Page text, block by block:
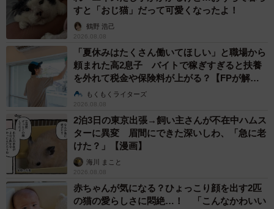
すと「おじ猫」だって可愛くなったよ！
鶴野 浩己
2026.08.08
「夏休みはたくさん働いてほしい」と職場から
頼まれた高2息子 バイトで稼ぎすぎると扶養
を外れて税金や保険料が上がる？【FPが解
説】もくもくライターズ
2026.08.08
2泊3日の東京出張→飼い主さんが不在中ハムス
ターに異変 眉間にできた深いしわ、「急に老
けた？」【漫画】
海川 まこと
2026.08.08
赤ちゃんが気になる？ひょっこり顔を出す2匹
の猫の愛らしさに悶絶…！ 「こんなかわいい